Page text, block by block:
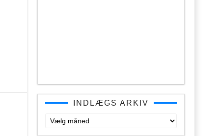
INDLÆGS ARKIV
Indlægs